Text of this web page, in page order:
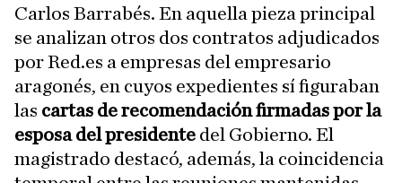
Carlos Barrabés. En aquella pieza principal
se analizan otros dos contratos adjudicados
por Red.es a empresas del empresario
aragonés, en cuyos expedientes sí figuraban
las cartas de recomendación firmadas por la
esposa del presidente del Gobierno. El
magistrado destacó, además, la coincidencia